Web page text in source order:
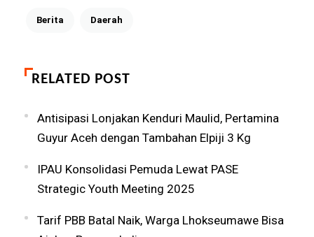
Berita Daerah
RELATED POST
Antisipasi Lonjakan Kenduri Maulid, Pertamina
Guyur Aceh dengan Tambahan Elpiji 3 Kg
IPAU Konsolidasi Pemuda Lewat PASE
Strategic Youth Meeting 2025
Tarif PBB Batal Naik, Warga Lhokseumawe Bisa